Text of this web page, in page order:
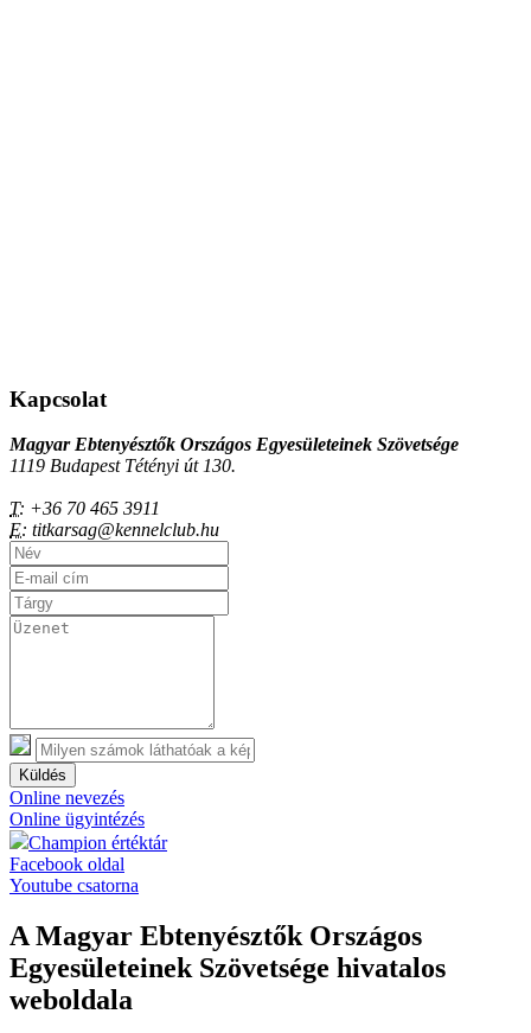
Kapcsolat
Magyar Ebtenyésztők Országos Egyesületeinek Szövetsége
1119 Budapest Tétényi út 130.
T: +36 70 465 3911
E: titkarsag@kennelclub.hu
Küldés
Online nevezés
Online ügyintézés
Champion értéktár
Facebook oldal
Youtube csatorna
A Magyar Ebtenyésztők Országos
Egyesületeinek Szövetsége hivatalos
weboldala